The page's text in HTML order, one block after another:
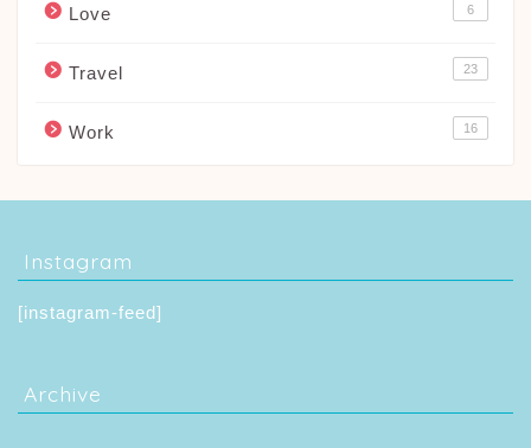
Love 6
Travel 23
Work 16
Instagram
[instagram-feed]
Archive